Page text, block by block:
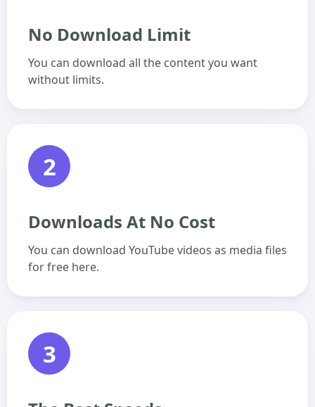
No Download Limit
You can download all the content you want
without limits.
2
Downloads At No Cost
You can download YouTube videos as media files
for free here.
3